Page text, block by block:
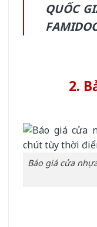
QUỐC
2.
Báo giá cửa